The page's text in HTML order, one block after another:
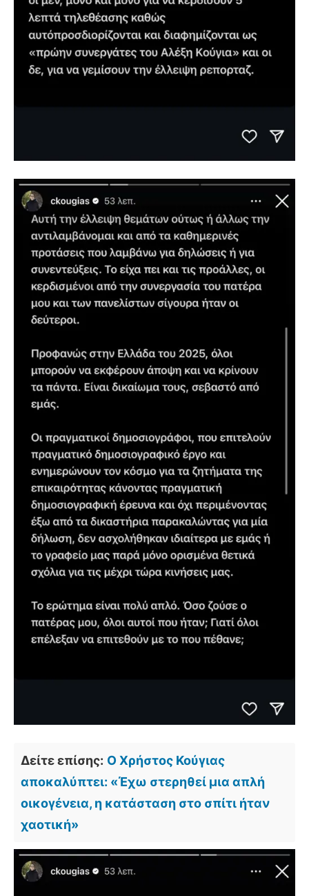
Δείτε επίσης: Ο Χρήστος Κούγιας
αποκαλύπτει: «Έχω στερηθεί μια απλή
οικογένεια, η κατάσταση στο σπίτι ήταν
χαοτική»